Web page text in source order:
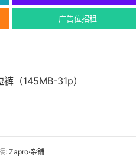
广告位招租
（145MB-31p）
: Zapro·杂铺